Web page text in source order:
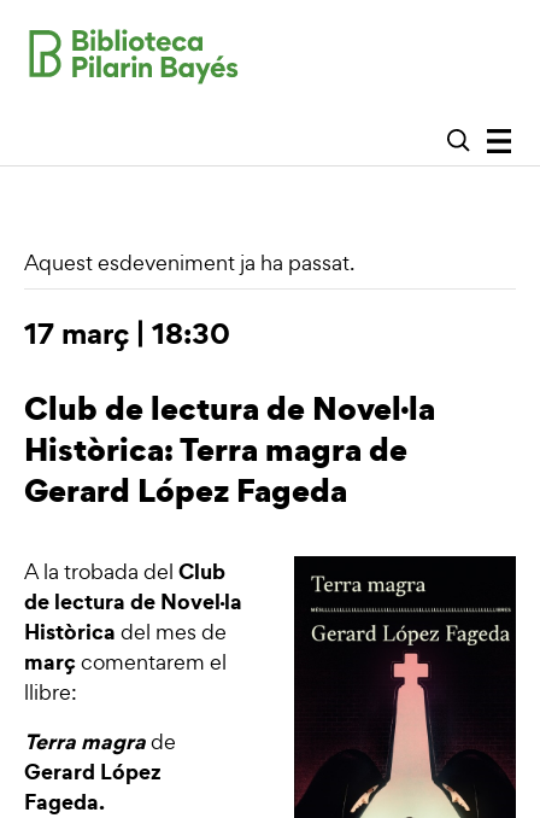
Aquest esdeveniment ja ha passat.
17 març | 18:30
Club de lectura de Novel·la
Històrica: Terra magra de
Gerard López Fageda
A la trobada del Club
de lectura de Novel·la
Històrica del mes de
marçcomentarem el
llibre:
Terra magrade
Gerard López
Fageda.